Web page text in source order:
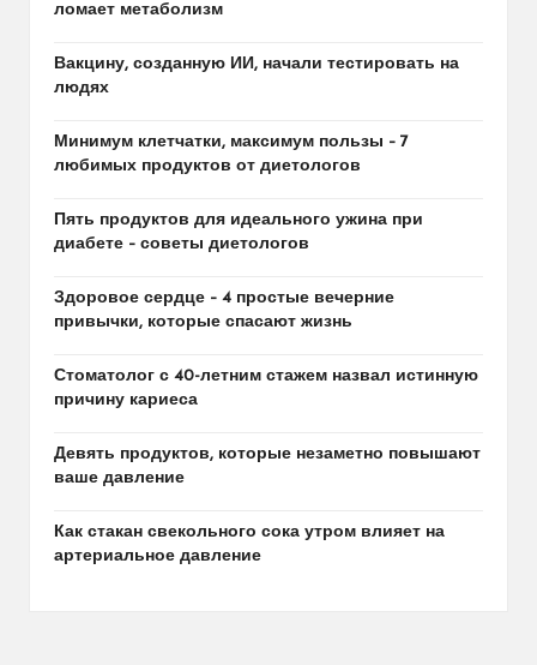
ломает метаболизм
Вакцину, созданную ИИ, начали тестировать на
людях
Минимум клетчатки, максимум пользы – 7
любимых продуктов от диетологов
Пять продуктов для идеального ужина при
диабете – советы диетологов
Здоровое сердце – 4 простые вечерние
привычки, которые спасают жизнь
Стоматолог с 40-летним стажем назвал истинную
причину кариеса
Девять продуктов, которые незаметно повышают
ваше давление
Как стакан свекольного сока утром влияет на
артериальное давление